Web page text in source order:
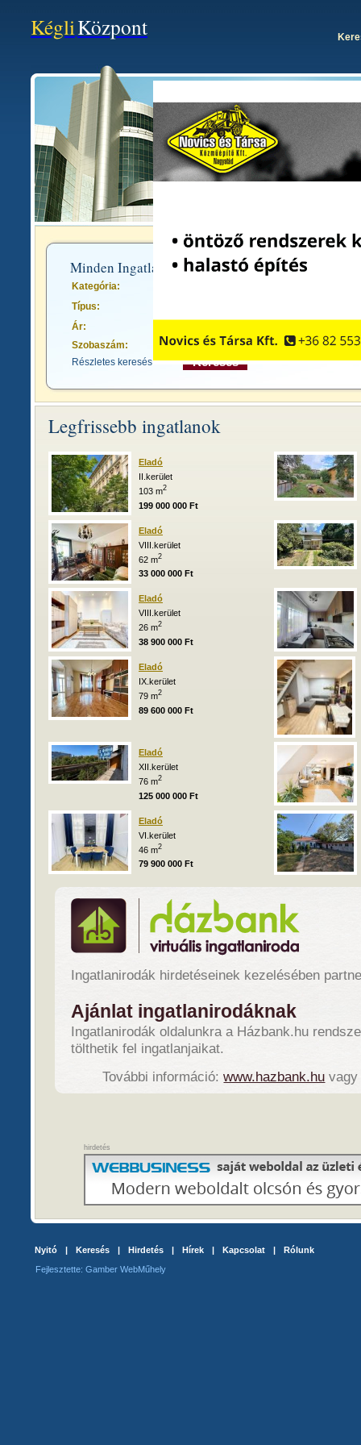
KégliKözpont
Egy
Minden Ingatlan Hirdetés
Kategória:
Típus:
Ár:
Szobaszám:
Részletes keresés >>
Legfrissebb ingatlanok
Eladó
II.kerület
103 m2
199 000 000 Ft
Eladó
VIII.kerület
62 m2
33 000 000 Ft
Eladó
VIII.kerület
26 m2
38 900 000 Ft
Eladó
IX.kerület
79 m2
89 600 000 Ft
Eladó
XII.kerület
76 m2
125 000 000 Ft
Eladó
VI.kerület
46 m2
79 900 000 Ft
Ingatlanirodák hirdetéseinek kezelésében
Ajánlat ingatlanirodáknak
Ingatlanirodák oldalunkra a Házbank.hu
tölthetik fel ingatlanjaikat.
További információ:www.hazbank.hu vagy
hirdetés
Nyitó | Keresés | Hirdetés | Hírek | Kapcsolat |
Rólunk
Fejlesztette: Gamber WebMűhely